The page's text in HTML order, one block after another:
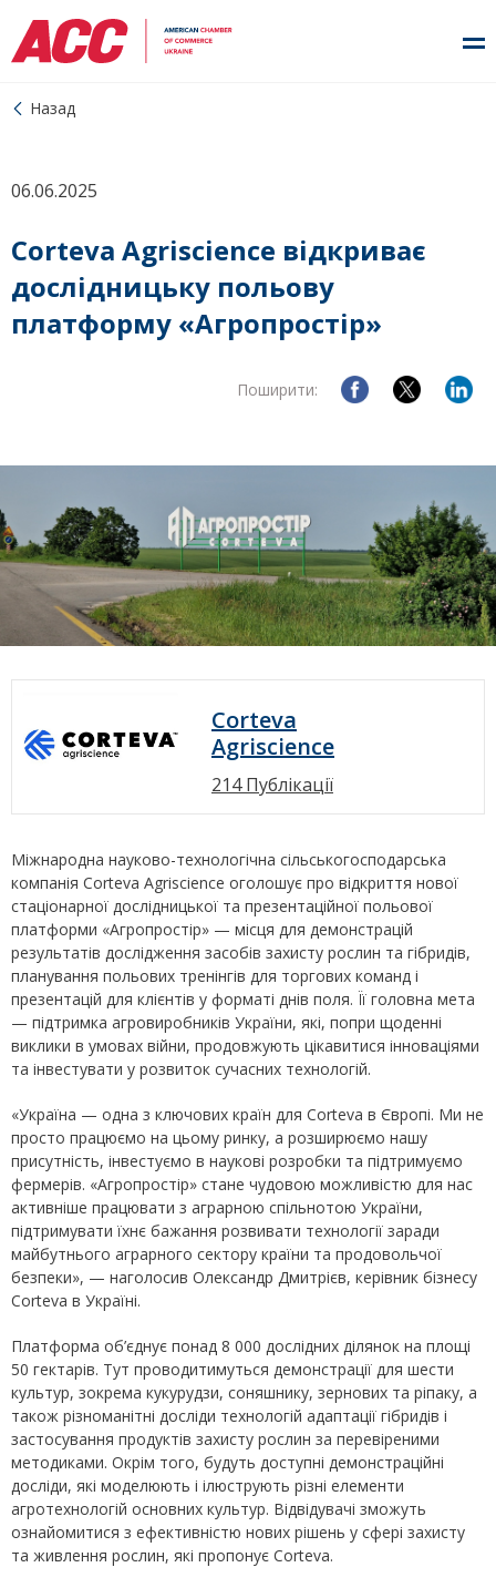
Назад
06.06.2025
Corteva Agriscience відкриває
дослідницьку польову
платформу «Агропростір»
Поширити:
Corteva
Agriscience
214 Публікації
Міжнародна науково-технологічна сільськогосподарська
компанія Corteva Agriscience оголошує про відкриття нової
стаціонарної дослідницької та презентаційної польової
платформи «Агропростір» — місця для демонстрацій
результатів дослідження засобів захисту рослин та гібридів,
планування польових тренінгів для торгових команд і
презентацій для клієнтів у форматі днів поля. Її головна мета
— підтримка агровиробників України, які, попри щоденні
виклики в умовах війни, продовжують цікавитися інноваціями
та інвестувати у розвиток сучасних технологій.
«Україна — одна з ключових країн для Corteva в Європі. Ми не
просто працюємо на цьому ринку, а розширюємо нашу
присутність, інвестуємо в наукові розробки та підтримуємо
фермерів. «Агропростір» стане чудовою можливістю для нас
активніше працювати з аграрною спільнотою України,
підтримувати їхнє бажання розвивати технології заради
майбутнього аграрного сектору країни та продовольчої
безпеки», — наголосив Олександр Дмитрієв, керівник бізнесу
Corteva в Україні.
Платформа об’єднує понад 8 000 дослідних ділянок на площі
50 гектарів. Тут проводитимуться демонстрації для шести
культур, зокрема кукурудзи, соняшнику, зернових та ріпаку, а
також різноманітні досліди технологій адаптації гібридів і
застосування продуктів захисту рослин за перевіреними
методиками. Окрім того, будуть доступні демонстраційні
досліди, які моделюють і ілюструють різні елементи
агротехнологій основних культур. Відвідувачі зможуть
ознайомитися з ефективністю нових рішень у сфері захисту
та живлення рослин, які пропонує Corteva.